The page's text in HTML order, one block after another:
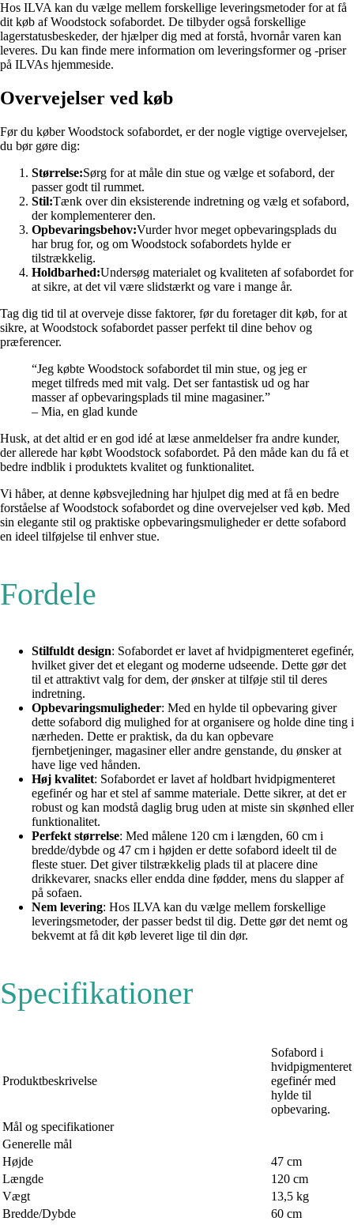
Hos ILVA kan du vælge mellem forskellige leveringsmetoder for at få
dit køb af Woodstock sofabordet. De tilbyder også forskellige
lagerstatusbeskeder, der hjælper dig med at forstå, hvornår varen kan
leveres. Du kan finde mere information om leveringsformer og -priser
på ILVAs hjemmeside.
Overvejelser ved køb
Før du køber Woodstock sofabordet, er der nogle vigtige overvejelser,
du bør gøre dig:
Størrelse:Sørg for at måle din stue og vælge et sofabord, der
passer godt til rummet.
Stil:Tænk over din eksisterende indretning og vælg et sofabord,
der komplementerer den.
Opbevaringsbehov:Vurder hvor meget opbevaringsplads du
har brug for, og om Woodstock sofabordets hylde er
tilstrækkelig.
Holdbarhed:Undersøg materialet og kvaliteten af sofabordet for
at sikre, at det vil være slidstærkt og vare i mange år.
Tag dig tid til at overveje disse faktorer, før du foretager dit køb, for at
sikre, at Woodstock sofabordet passer perfekt til dine behov og
præferencer.
“Jeg købte Woodstock sofabordet til min stue, og jeg er
meget tilfreds med mit valg. Det ser fantastisk ud og har
masser af opbevaringsplads til mine magasiner.”
– Mia, en glad kunde
Husk, at det altid er en god idé at læse anmeldelser fra andre kunder,
der allerede har købt Woodstock sofabordet. På den måde kan du få et
bedre indblik i produktets kvalitet og funktionalitet.
Vi håber, at denne købsvejledning har hjulpet dig med at få en bedre
forståelse af Woodstock sofabordet og dine overvejelser ved køb. Med
sin elegante stil og praktiske opbevaringsmuligheder er dette sofabord
en ideel tilføjelse til enhver stue.
Fordele
Stilfuldt design: Sofabordet er lavet af hvidpigmenteret egefinér,
hvilket giver det et elegant og moderne udseende. Dette gør det
til et attraktivt valg for dem, der ønsker at tilføje stil til deres
indretning.
Opbevaringsmuligheder: Med en hylde til opbevaring giver
dette sofabord dig mulighed for at organisere og holde dine ting i
nærheden. Dette er praktisk, da du kan opbevare
fjernbetjeninger, magasiner eller andre genstande, du ønsker at
have lige ved hånden.
Høj kvalitet: Sofabordet er lavet af holdbart hvidpigmenteret
egefinér og har et stel af samme materiale. Dette sikrer, at det er
robust og kan modstå daglig brug uden at miste sin skønhed eller
funktionalitet.
Perfekt størrelse: Med målene 120 cm i længden, 60 cm i
bredde/dybde og 47 cm i højden er dette sofabord ideelt til de
fleste stuer. Det giver tilstrækkelig plads til at placere dine
drikkevarer, snacks eller endda dine fødder, mens du slapper af
på sofaen.
Nem levering: Hos ILVA kan du vælge mellem forskellige
leveringsmetoder, der passer bedst til dig. Dette gør det nemt og
bekvemt at få dit køb leveret lige til din dør.
Specifikationer
Produktbeskrivelse
Sofabord i
hvidpigmenteret
egefinér med
hylde til
opbevaring.
Mål og specifikationer
Generelle mål
Højde
47 cm
Længde
120 cm
Vægt
13,5 kg
Bredde/Dybde
60 cm